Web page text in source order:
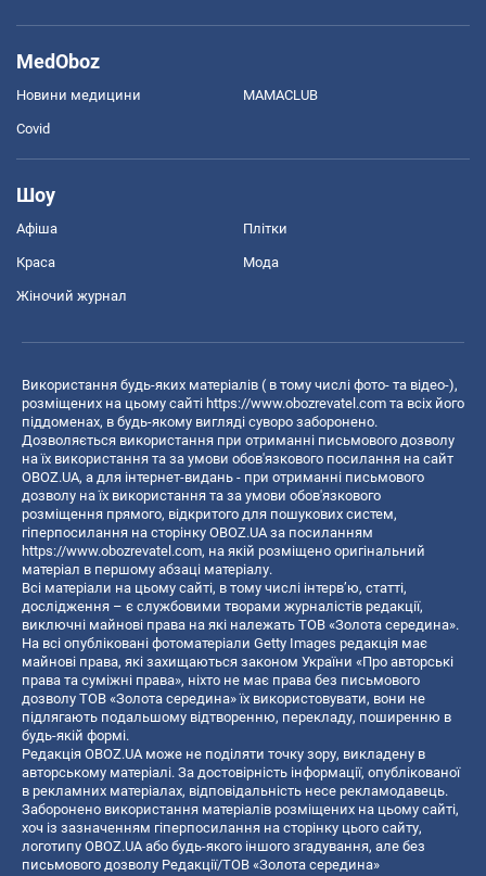
MedOboz
Новини медицини MAMACLUB
Covid
Шоу
Афіша Плітки
Краса Мода
Жіночий журнал
Використання будь-яких матеріалів ( в тому числі фото- та відео-),
розміщених на цьому сайті https://www.obozrevatel.com та всіх його
піддоменах, в будь-якому вигляді суворо заборонено.
Дозволяється використання при отриманні письмового дозволу
на їх використання та за умови обов'язкового посилання на сайт
OBOZ.UA, а для інтернет-видань - при отриманні письмового
дозволу на їх використання та за умови обов'язкового
розміщення прямого, відкритого для пошукових систем,
гіперпосилання на сторінку OBOZ.UA за посиланням
https://www.obozrevatel.com, на якій розміщено оригінальний
матеріал в першому абзаці матеріалу.
Всі матеріали на цьому сайті, в тому числі інтерв’ю, статті,
дослідження – є службовими творами журналістів редакції,
виключні майнові права на які належать ТОВ «Золота середина».
На всі опубліковані фотоматеріали Getty Images редакція має
майнові права, які захищаються законом України «Про авторські
права та суміжні права», ніхто не має права без письмового
дозволу ТОВ «Золота середина» їх використовувати, вони не
підлягають подальшому відтворенню, перекладу, поширенню в
будь-якій формі.
Редакція OBOZ.UA може не поділяти точку зору, викладену в
авторському матеріалі. За достовірність інформації, опублікованої
в рекламних матеріалах, відповідальність несе рекламодавець.
Заборонено використання матеріалів розміщених на цьому сайті,
хоч із зазначенням гіперпосилання на сторінку цього сайту,
логотипу OBOZ.UA або будь-якого іншого згадування, але без
письмового дозволу Редакції/ТОВ «Золота середина»